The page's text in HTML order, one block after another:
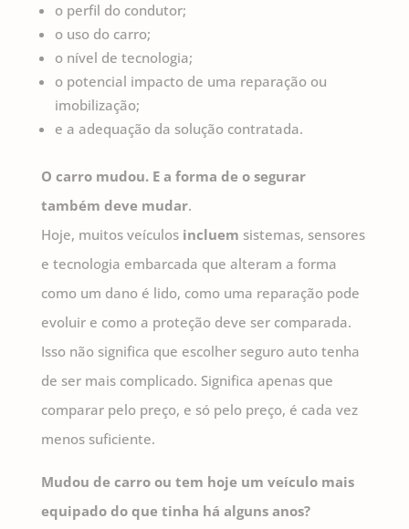
o perfil do condutor;
o uso do carro;
o nível de tecnologia;
o potencial impacto de uma reparação ou
imobilização;
e a adequação da solução contratada.
O carro mudou. E a forma de o segurar
também deve mudar.
Hoje, muitos veículos incluem sistemas, sensores
e tecnologia embarcada que alteram a forma
como um dano é lido, como uma reparação pode
evoluir e como a proteção deve ser comparada.
Isso não significa que escolher seguro auto tenha
de ser mais complicado. Significa apenas que
comparar pelo preço, e só pelo preço, é cada vez
menos suficiente.
Mudou de carro ou tem hoje um veículo mais
equipado do que tinha há alguns anos?